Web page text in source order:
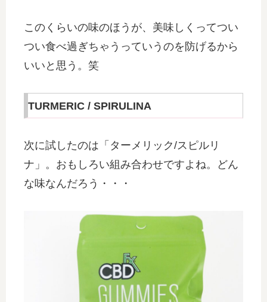
このくらいの味のほうが、美味しくってつい
つい食べ過ぎちゃうっていうのを防げるから
いいと思う。笑
TURMERIC / SPIRULINA
次に試したのは「ターメリック/スピルリ
ナ」。おもしろい組み合わせですよね。どん
な味なんだろう・・・